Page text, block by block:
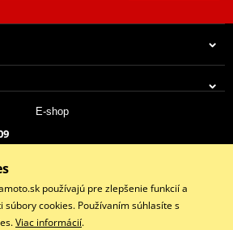
E-shop
17:00 | So: 9:00-13:00 | Ne: Zatvorené
používajú pre zlepšenie funkcií a
cookies. Používaním súhlasíte s
Viac informácií.